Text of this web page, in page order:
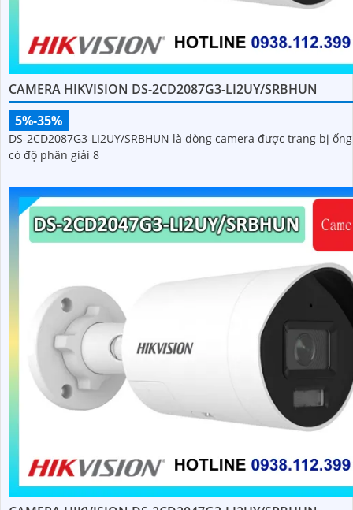
CAMERA HIKVISION DS-2CD2087G3-LI2UY/SRBHUN
5%-35%
DS-2CD2087G3-LI2UY/SRBHUN là dòng camera được trang bị
có độ phân giải 8